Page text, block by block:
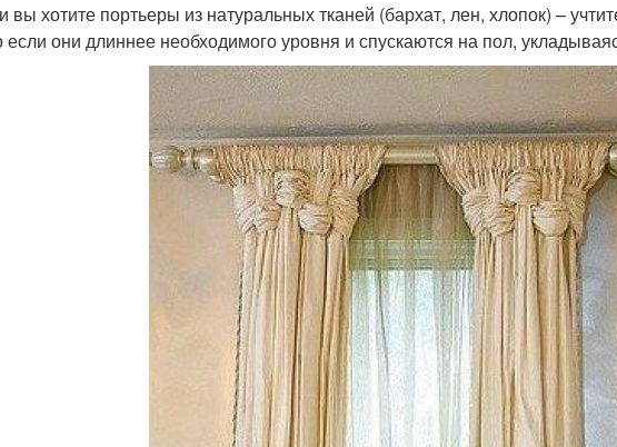
вы хотите портьеры из натуральных тканей (бархат, лен, хлопок) –
если они длиннее необходимого уровня и спускаются на пол,